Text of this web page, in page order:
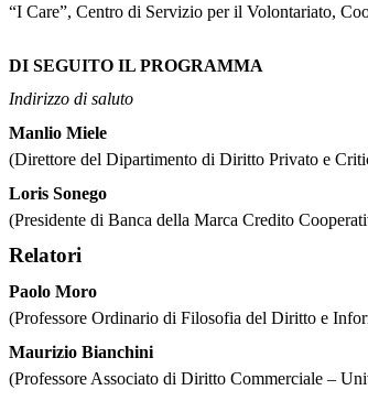
“I Care”, Centro di Servizio per il Volontariato,
DI SEGUITO IL PROGRAMMA
Indirizzo di saluto
Manlio Miele
(Direttore del Dipartimento di Diritto Privato e
Loris Sonego
(Presidente di Banca della Marca Credito
Relatori
Paolo Moro
(Professore Ordinario di Filosofia del Diritto e
Maurizio Bianchini
(Professore Associato di Diritto Commerciale –